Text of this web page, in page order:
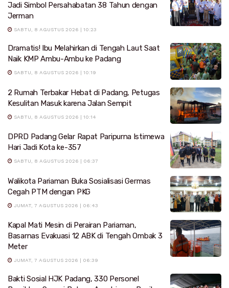
Jadi Simbol Persahabatan 38 Tahun dengan
Jerman
SABTU, 8 AGUSTUS 2026 | 10:23
Dramatis! Ibu Melahirkan di Tengah Laut Saat
Naik KMP Ambu-Ambu ke Padang
SABTU, 8 AGUSTUS 2026 | 10:19
2 Rumah Terbakar Hebat di Padang, Petugas
Kesulitan Masuk karena Jalan Sempit
SABTU, 8 AGUSTUS 2026 | 10:14
DPRD Padang Gelar Rapat Paripurna Istimewa
Hari Jadi Kota ke-357
SABTU, 8 AGUSTUS 2026 | 06:37
Walikota Pariaman Buka Sosialisasi Germas
Cegah PTM dengan PKG
JUMAT, 7 AGUSTUS 2026 | 06:43
Kapal Mati Mesin di Perairan Pariaman,
Basarnas Evakuasi 12 ABK di Tengah Ombak 3
Meter
JUMAT, 7 AGUSTUS 2026 | 06:39
Bakti Sosial HJK Padang, 330 Personel